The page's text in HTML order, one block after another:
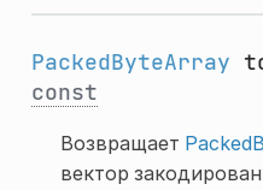
PackedByteArray
const
Возвращает
вектор